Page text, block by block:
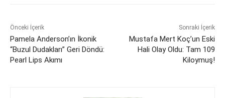
Önceki İçerik
Pamela Anderson’ın İkonik
“Buzul Dudakları” Geri Döndü:
Pearl Lips Akımı
Sonraki İçerik
Mustafa Mert Koç’un Eski
Hali Olay Oldu: Tam 109
Kiloymuş!